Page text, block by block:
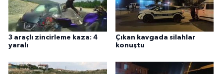
3 araçlı zincirleme kaza: 4
yaralı
Çıkan kavgada silahlar
konuştu